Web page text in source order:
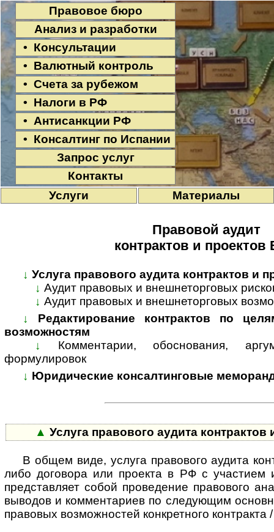
Правовое бюро
Анализ и разработки
• Консультации
• Валютный контроль
• Счета за рубежом
• Налоги в РФ
• Антисанкции РФ
• Консалтинг по Испании
Запрос услуг
Контакты
Услуги
Материалы
Правовой аудит
контрактов и
↓ Услуга правового аудита контрактов и
↓ Аудит правовых и внешнеторговых
↓ Аудит правовых и внешнеторговых
↓
Редактирование контрактов по
возможностям
↓
Комментарии, обоснования,
формулировок
↓ Юридические консалтинговые
▲ Услуга правового аудита
В общем виде, услуга правового аудита
либо договора или проекта в РФ с участием
представляет собой проведение правового
выводов и комментариев по следующим
правовых возможностей конкретного контракта